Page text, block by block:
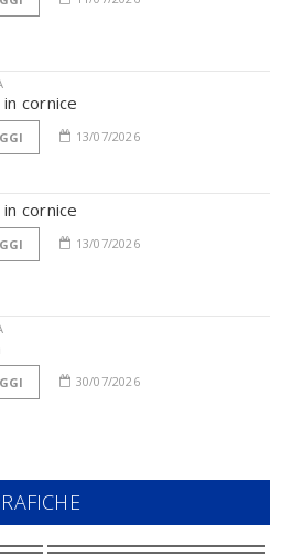
cornice
13/07/2026
cornice
13/07/2026
30/07/2026